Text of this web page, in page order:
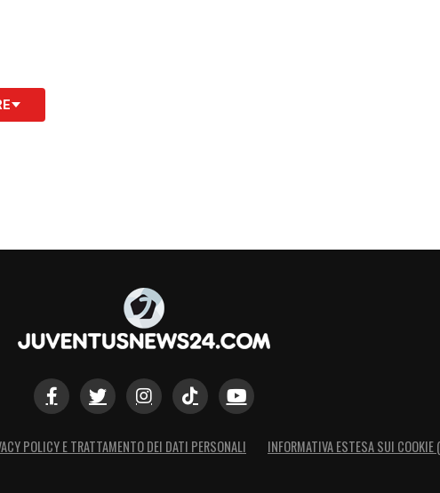
POLICY E TRATTAMENTO DEI DATI PERSONALI INFORMATIVA ESTESA SUI COOKIE